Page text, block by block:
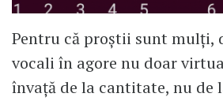
Pentru că proștii sunt mulți,
vocali în agore nu doar
învață de la cantitate, nu de